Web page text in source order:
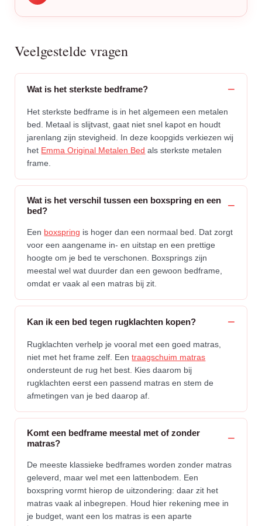
Veelgestelde vragen
Wat is het sterkste bedframe?
Het sterkste bedframe is in het algemeen een metalen
bed. Metaal is slijtvast, gaat niet snel kapot en houdt
jarenlang zijn stevigheid. In deze koopgids verkiezen wij
het Emma Original Metalen Bed als sterkste metalen
frame.
Wat is het verschil tussen een boxspring en een
bed?
Een boxspring is hoger dan een normaal bed. Dat zorgt
voor een aangename in- en uitstap en een prettige
hoogte om je bed te verschonen. Boxsprings zijn
meestal wel wat duurder dan een gewoon bedframe,
omdat er vaak al een matras bij zit.
Kan ik een bed tegen rugklachten kopen?
Rugklachten verhelp je vooral met een goed matras,
niet met het frame zelf. Eentraagschuim matras
ondersteunt de rug het best. Kies daarom bij
rugklachten eerst een passend matras en stem de
afmetingen van je bed daarop af.
Komt een bedframe meestal met of zonder
matras?
De meeste klassieke bedframes worden zonder matras
geleverd, maar wel met een lattenbodem. Een
boxspring vormt hierop de uitzondering: daar zit het
matras vaak al inbegrepen. Houd hier rekening mee in
je budget, want een los matras is een aparte